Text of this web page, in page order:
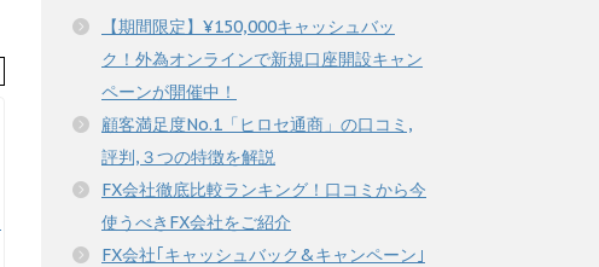
【期間限定】¥150,000キャッシュバッ
ク！外為オンラインで新規口座開設キャン
ペーンが開催中！
顧客満足度No.1「ヒロセ通商」の口コミ,
評判,３つの特徴を解説
FX会社徹底比較ランキング！口コミから今
使うべきFX会社をご紹介
FX会社｢キャッシュバック&キャンペーン｣